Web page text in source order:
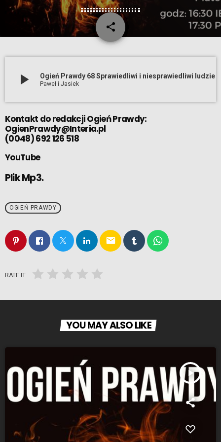
share
email
play_arrow Paweł i Jasiek
Kontakt do redakcji Ogień Prawdy:
OgienPrawdy@Interia.pl
(0048) 692 126 518
YouTube
Plik Mp3.
OGIEŃ PRAWDY
email
RATE IT
YOU MAY ALSO LIKE
play_arrow